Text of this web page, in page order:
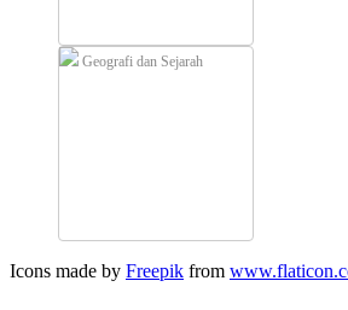
Geografi dan Sejarah
Icons made by Freepik from